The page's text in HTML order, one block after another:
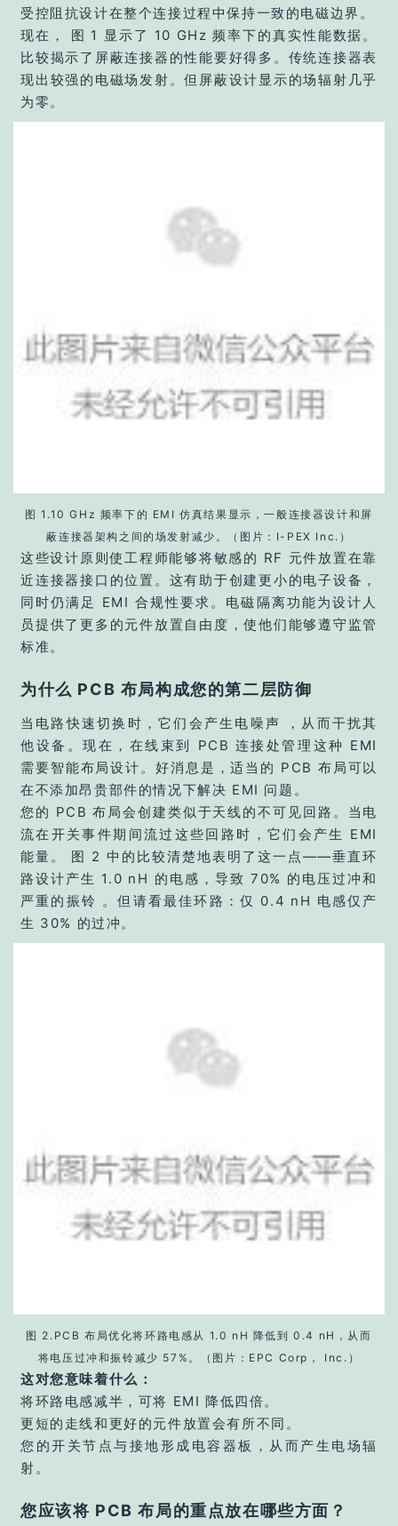
受控阻抗设计在整个连接过程中保持一致的电磁边界。
现在， 图 1 显示了 10 GHz 频率下的真实性能数据。
比较揭示了屏蔽连接器的性能要好得多。传统连接器表
现出较强的电磁场发射。但屏蔽设计显示的场辐射几乎
为零。
图 1.10 GHz 频率下的 EMI 仿真结果显示，一般连接器设计和屏
蔽连接器架构之间的场发射减少。（图片：I-PEX Inc.）
这些设计原则使工程师能够将敏感的 RF 元件放置在靠
近连接器接口的位置。这有助于创建更小的电子设备，
同时仍满足 EMI 合规性要求。电磁隔离功能为设计人
员提供了更多的元件放置自由度，使他们能够遵守监管
标准。
为什么 PCB 布局构成您的第二层防御
当电路快速切换时，它们会产生电噪声 ，从而干扰其
他设备。现在，在线束到 PCB 连接处管理这种 EMI
需要智能布局设计。好消息是，适当的 PCB 布局可以
在不添加昂贵部件的情况下解决 EMI 问题。
您的 PCB 布局会创建类似于天线的不可见回路。当电
流在开关事件期间流过这些回路时，它们会产生 EMI
能量。 图 2 中的比较清楚地表明了这一点——垂直环
路设计产生 1.0 nH 的电感，导致 70% 的电压过冲和
严重的振铃 。但请看最佳环路：仅 0.4 nH 电感仅产
生 30% 的过冲。
图 2.PCB 布局优化将环路电感从 1.0 nH 降低到 0.4 nH，从而
将电压过冲和振铃减少 57%。（图片：EPC Corp， Inc.）
这对您意味着什么：
将环路电感减半，可将 EMI 降低四倍。
更短的走线和更好的元件放置会有所不同。
您的开关节点与接地形成电容器板，从而产生电场辐
射。
您应该将 PCB 布局的重点放在哪些方面？